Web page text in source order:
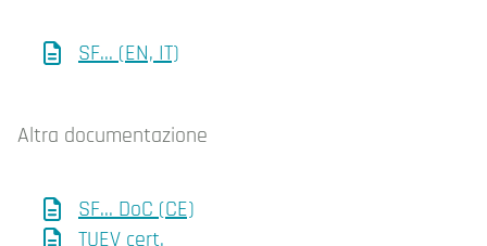
SF... (EN, IT)
Altra documentazione
SF... DoC (CE)
TUEV cert.